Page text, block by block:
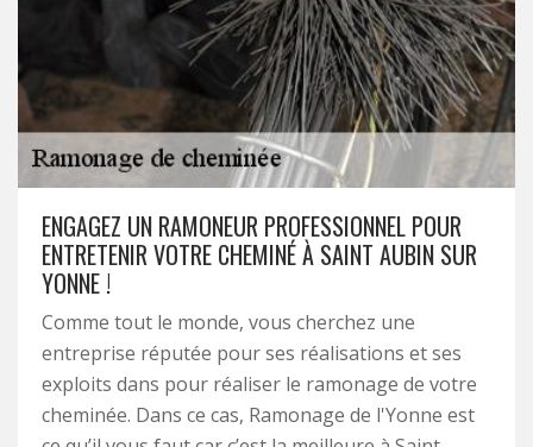
ENGAGEZ UN RAMONEUR PROFESSIONNEL POUR
ENTRETENIR VOTRE CHEMINÉ À SAINT AUBIN SUR
YONNE !
Comme tout le monde, vous cherchez une
entreprise réputée pour ses réalisations et ses
exploits dans pour réaliser le ramonage de votre
cheminée. Dans ce cas, Ramonage de l'Yonne est